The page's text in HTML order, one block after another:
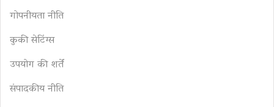
गोपनीयता नीति
कुकी सेटिंग्स
उपयोग की शर्तें
संपादकीय नीति